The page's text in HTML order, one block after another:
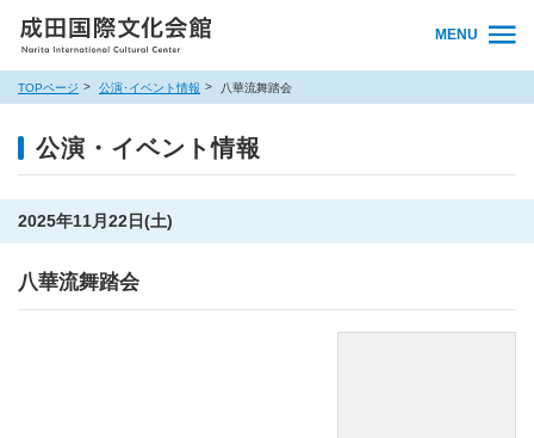
MENU
TOPページ 公演･イベント情報 八華流舞踏会
公演・イベント情報
2025年11月22日(土)
八華流舞踏会